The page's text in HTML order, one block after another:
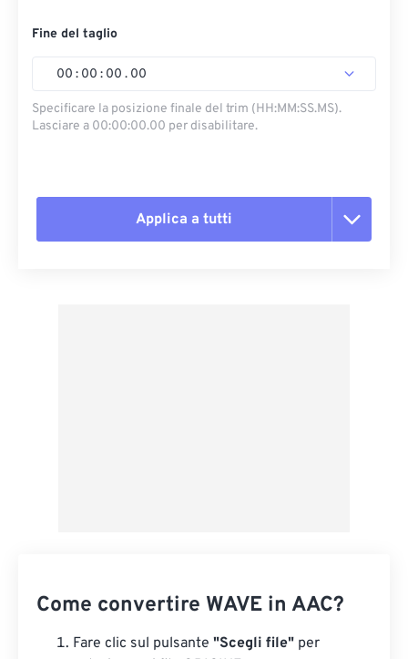
Fine del taglio
00 : 00 : 00 . 00
Specificare la posizione finale del trim (HH:MM:SS.MS).
Lasciare a 00:00:00.00 per disabilitare.
Applica a tutti
Come convertire WAVE in AAC?
Fare clic sul pulsante "Scegli file" per